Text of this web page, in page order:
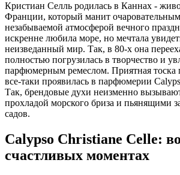
Кристиан Селль родилась в Каннах -
Франции, который манит
незабываемой атмосферой вечного
искренне любила море, но мечтала
неизведанный мир. Так, в 80-х она
полностью погрузилась в творчество и
парфюмерным ремеслом. Приятная тоска
все-таки проявилась в парфюмерии
Так, брендовые духи неизменно
прохладой морского бриза и пьянящими
садов.
Calypso Christiane Celle:
счастливых моментах